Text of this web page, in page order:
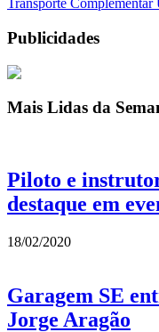
Transporte
Publicidades
Mais Lidas da
Piloto e
destaque em
18/02/2020
Garagem SE
Jorge Aragão